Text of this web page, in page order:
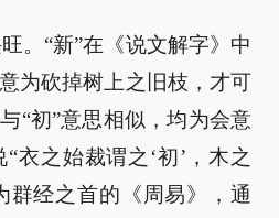
。“新”在《说文解字》中
为砍掉树上之旧枝，才可
“初”意思相似，均为会意
衣之始裁谓之‘初’，木之
群经之首的《周易》，通